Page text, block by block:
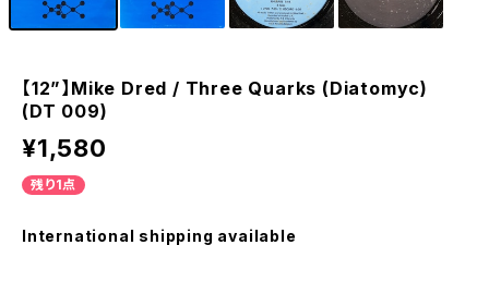
【12”】Mike Dred / Three Quarks (Diatomyc)
(DT 009)
¥1,580
残り1点
International shipping available